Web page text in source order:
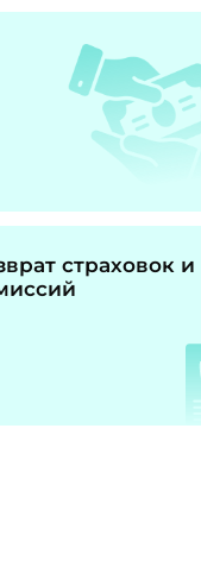
страховок и